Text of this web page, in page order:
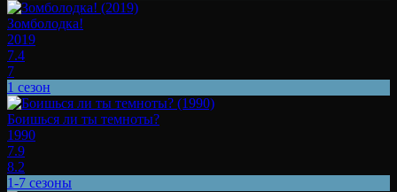
Зомболодка!
2019
7.4
7
1 сезон
Боишься ли ты темноты?
1990
7.9
8.2
1-7 сезоны